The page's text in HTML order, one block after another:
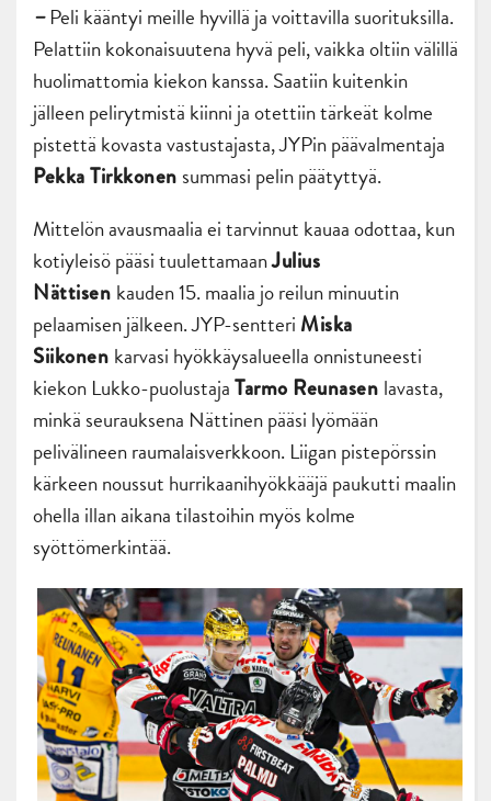
–Peli kääntyi meille hyvillä ja voittavilla suorituksilla.
Pelattiin kokonaisuutena hyvä peli, vaikka oltiin välillä
huolimattomia kiekon kanssa. Saatiin kuitenkin
jälleen pelirytmistä kiinni ja otettiin tärkeät kolme
pistettä kovasta vastustajasta, JYPin päävalmentaja
Pekka Tirkkonen summasi pelin päätyttyä.
Mittelön avausmaalia ei tarvinnut kauaa odottaa, kun
kotiyleisö pääsi tuulettamaanJulius
Nättisen kauden 15. maalia jo reilun minuutin
pelaamisen jälkeen. JYP-sentteri Miska
Siikonen karvasi hyökkäysalueella onnistuneesti
kiekon Lukko-puolustajaTarmo Reunasen lavasta,
minkä seurauksena Nättinen pääsi lyömään
pelivälineen raumalaisverkkoon. Liigan pistepörssin
kärkeen noussut hurrikaanihyökkääjä paukutti maalin
ohella illan aikana tilastoihin myös kolme
syöttömerkintää.